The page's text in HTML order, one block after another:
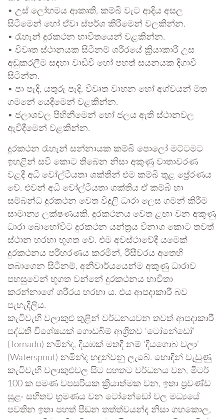
• උස් ලෝහමය ආකෘති, කම්බි වැට ආදිය අසල
සිටීමෙන් හෝ ඒවා ස්පර්ශ කිරීමෙන් වලකින්න.
• රැහැන් දුරකථන භාවිතයෙන් වළකින්න.
• විවෘත ස්ථානයක සිටීනම් ශරීරයේ ක්‍රියාකාරී උස
අඩුකරලීම සදහා වාඩිවී හෝ පහත් සයනයක දිගාවී
සිටින්න.
• පා පැදි, යතුරු පැදි, විවෘත වාහන හෝ අශ්වයන් මත
ගමනේ යෙදීමෙන් වළකින්න.
• ජලාශවල පිහිනීමෙන් හෝ ජලය ඇති ස්ථානවල
ඇවිදීමෙන් වළකින්න.
දුරකථන රැහැන් සන්නායක කම්බි පොලෝ මට්ටමට
ඉහළින් සවි කොට තිබෙන නිසා අකුණු වාතාවරණ
වළදී අධි වෝල්ටීයතා ශක්තීන් එම කම්බි තුළ ප්‍රේරණය
වේ. එවන් අධි වෝල්ටීයතා ශක්තිය ඒ කම්බි හා
සම්බන්ධ දුරකථන වෙත විදුලි ධාරා ලෙස ගමන් කිරීම
සාමාන්‍ය ලක්ෂණයකි. දුරකථනය වෙත ළඟා වන අකුණු
ධාරා බොහෝවිට දුරකථන යන්ත්‍රය විනාශ කොට තවත්
ස්ථාන හරහා භූගත වේ. එම අවස්ථාවේදී යමෙක්
දුරකථනය පරිහරණය කරමින්, රිසීවරය අතෙහි
තබාගෙන සිටීනම්, අනිවාර්යයෙන්ම අකුණු ධාරාව
පහසුවෙන් භූගත වන්නේ දුරකථනය භාවිතා
කරන්නාගේ ශරීරය හරහා ය. එය ආපදාකාරී බව
පැහැදිලිය.
කැටිවැහි වලාකුළු තුළින් වර්ධනයවන තවත් ආපදාකාරී
පද්ධති විශේෂයක් ගොඩබිම් ආශ්‍රිතව ‘ටෝනේඩෝ’
(Tornado) නමින්ද, දියඹක් මතදී නම් ‘දියගොබ වලා’
(Waterspout) නමින්ද හඳුන්වනු ලැබේ. හොඳින් වැඩුණු
කැටිවැහි වලාකුළුවල සිට පහතට වර්ධනය වන, මීටර්
100 ක පමණ වපසරියක ක්‍රියාත්මක වන, ඉතා ප්‍රචණ්ඩ
සුළං සහිතව භ්‍රමණය වන ටෝනේඩෝ වල මධ්‍යයේ
පවතින ඉතා පහත් පීඩන තත්ත්වයන්ද නිසා ගහකොල,